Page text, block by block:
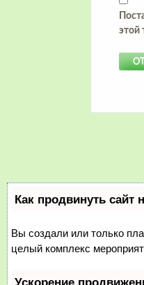
этой
Как продвинуть сайт
Вы создали или только
целый комплекс
Ускорение